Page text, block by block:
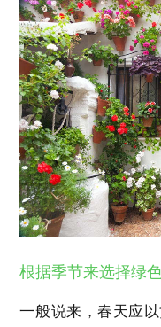
根据季节来选择绿
一般说来，春天应